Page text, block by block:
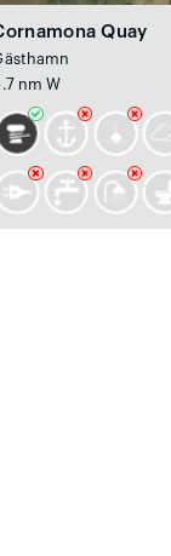
Quay
nm W